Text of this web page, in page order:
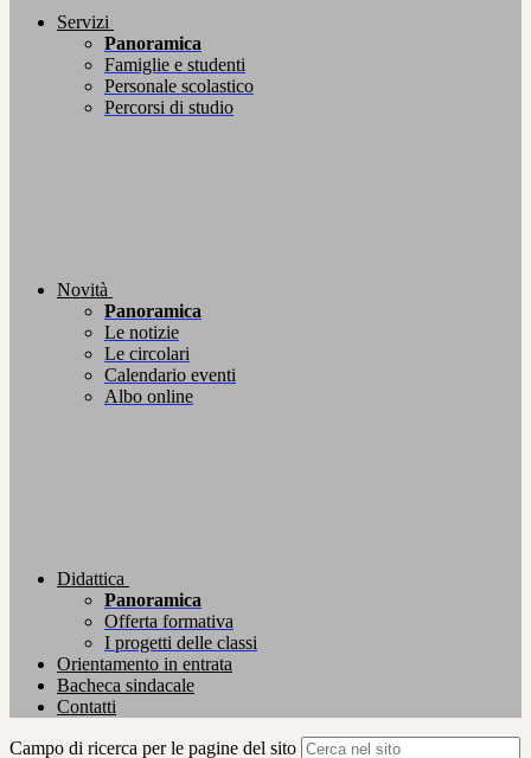
Servizi
Panoramica
Famiglie e studenti
Personale scolastico
Percorsi di studio
Novità
Panoramica
Le notizie
Le circolari
Calendario eventi
Albo online
Didattica
Panoramica
Offerta formativa
I progetti delle classi
Orientamento in entrata
Bacheca sindacale
Contatti
Campo di ricerca per le pagine del sito